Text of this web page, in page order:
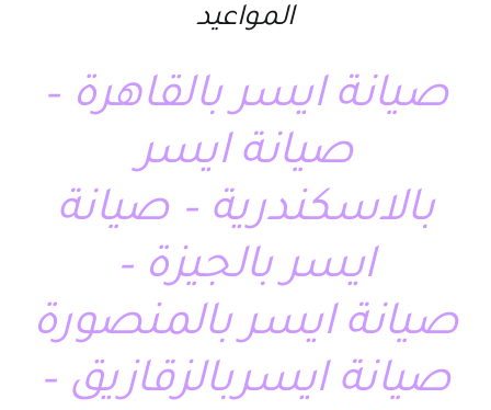
المواعيد
صيانة ايسر بالقاهرة –
صيانة ايسر
بالاسكندرية – صيانة
ايسر بالجيزة –
صيانة ايسر بالمنصورة
صيانة ايسربالزقازيق –